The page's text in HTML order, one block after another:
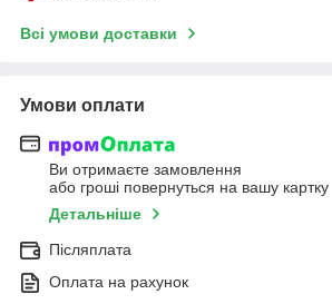
Всі умови доставки
Умови оплати
Ви отримаєте замовлення
або гроші повернуться на вашу картку
Детальніше
Післяплата
Оплата на рахунок